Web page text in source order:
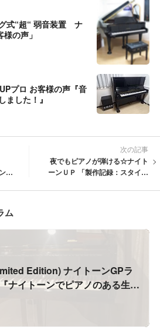
式“超“ 弱音装置 ナ
の声」
プロ お客様の声『音
ました！』
GP
次の記事
夜でもピアノが弾ける☆ナイト
ーンＵＰ 「製作記録：スタイン
ム
Edition) ナイトーンGPラ
ナイトーンでピアノのある生